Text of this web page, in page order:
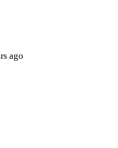
ago